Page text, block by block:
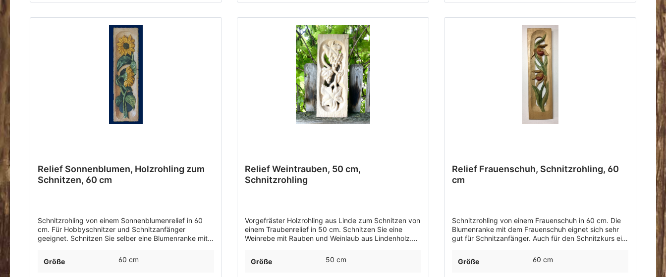
Relief Sonnenblumen, Holzrohling zum
Schnitzen, 60 cm
Schnitzrohling von einem Sonnenblumenrelief in 60
cm. Für Hobbyschnitzer und Schnitzanfänger
geeignet. Schnitzen Sie selber eine Blumenranke mit
Größe
60 cm
Relief Weintrauben, 50 cm,
Schnitzrohling
Vorgefräster Holzrohling aus Linde zum Schnitzen von
einem Traubenrelief in 50 cm. Schnitzen Sie eine
Weinrebe mit Rauben und Weinlaub aus Lindenholz.
Größe
50 cm
Relief Frauenschuh, Schnitzrohling, 60
cm
Schnitzrohling von einem Frauenschuh in 60 cm. Die
Blumenranke mit dem Frauenschuh eignet sich sehr
gut für Schnitzanfänger. Auch für den Schnitzkurs ein
lernen!Lindenholz in 1. und 2. Wahl.
Größe 60 cm